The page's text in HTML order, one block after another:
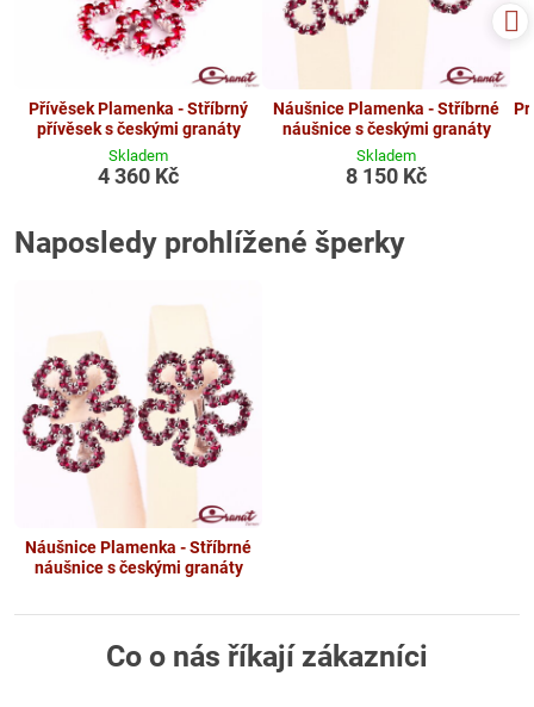
Přívěsek Plamenka - Stříbrný
přívěsek s českými granáty
Skladem
4 360 Kč
Náušnice Plamenka - Stříbrné
náušnice s českými granáty
Skladem
8 150 Kč
Naposledy prohlížené šperky
Náušnice Plamenka - Stříbrné
náušnice s českými granáty
Co o nás říkají zákazníci